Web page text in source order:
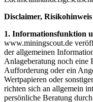
Disclaimer,
1. Informationsfunktion
www.miningscout.de
der allgemeinen
Anlageberatung noch eine
Aufforderung oder ein
Wertpapieren oder
richten sich an allgemein
persönliche Beratung